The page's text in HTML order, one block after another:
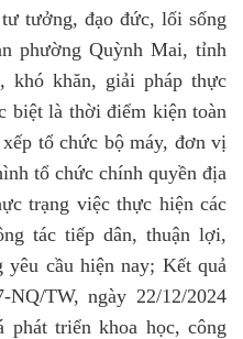
tưởng, đạo đức, lối sống
phường Quỳnh Mai, tỉnh
khó khăn, giải pháp thực
biệt là thời điểm kiện toàn
tổ chức bộ máy, đơn vị
tổ chức chính quyền địa
trạng việc thực hiện các
tác tiếp dân, thuận lợi,
yêu cầu hiện nay; Kết quả
TW, ngày 22/12/2024
triển khoa học, công